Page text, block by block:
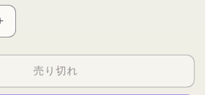
PRESTIGE
ERASE売り切れ